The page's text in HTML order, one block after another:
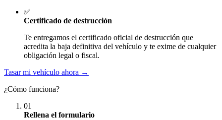
✅
Certificado de destrucción
Te entregamos el certificado oficial de destrucción que
acredita la baja definitiva del vehículo y te exime de cualquier
obligación legal o fiscal.
Tasar mi vehículo ahora →
¿Cómo funciona?
01
Rellena el formulario